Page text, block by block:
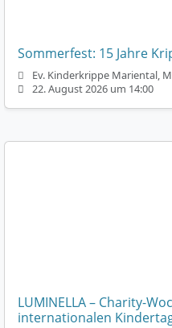
Sommerfest: 15 Jahre
Ev. Kinderkrippe Mariental,
22. August 2026 um 14:00
LUMINELLA – Charity-
internationalen